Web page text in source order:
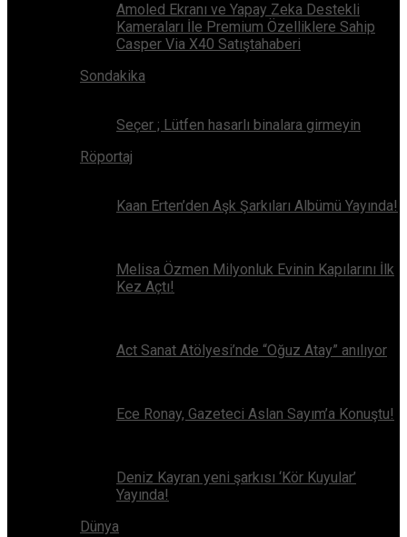
Amoled Ekranı ve Yapay Zeka Destekli
Kameraları İle Premium Özelliklere Sahip
Casper Via X40 Satıştahaberi
Sondakika
Seçer ; Lütfen hasarlı binalara girmeyin
Röportaj
Kaan Erten’den Aşk Şarkıları Albümü Yayında!
Melisa Özmen Milyonluk Evinin Kapılarını İlk
Kez Açtı!
Act Sanat Atölyesi’nde “Oğuz Atay” anılıyor
Ece Ronay, Gazeteci Aslan Sayım’a Konuştu!
Deniz Kayran yeni şarkısı ‘Kör Kuyular’
Yayında!
Dünya